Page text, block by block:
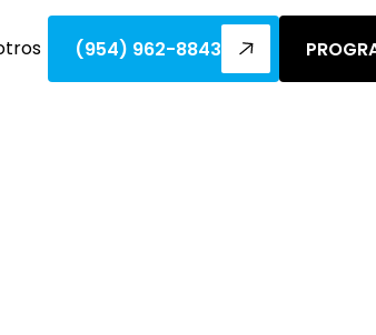
(954) 962-8843